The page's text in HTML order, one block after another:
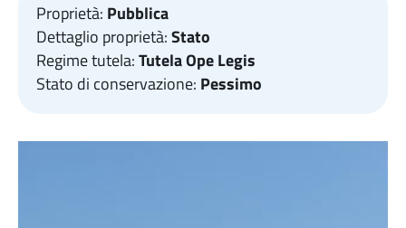
Proprietà: Pubblica
Dettaglio proprietà:Stato
Regime tutela:Tutela Ope Legis
Stato di conservazione: Pessimo